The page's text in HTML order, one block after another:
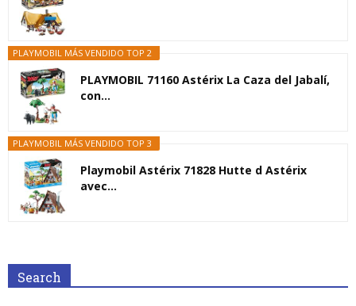
PLAYMOBIL MÁS VENDIDO TOP 2
PLAYMOBIL 71160 Astérix La Caza del Jabalí,
con...
PLAYMOBIL MÁS VENDIDO TOP 3
Playmobil Astérix 71828 Hutte d Astérix
avec...
Search